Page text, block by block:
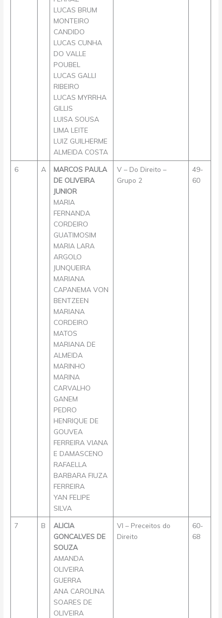
LUCAS BRUM
MONTEIRO
CANDIDO
LUCAS CUNHA
DO VALLE
POUBEL
LUCAS GALLI
RIBEIRO
LUCAS MYRRHA
GILLIS
LUISA SOUSA
LIMA LEITE
LUIZ GUILHERME
ALMEIDA COSTA
6 A
MARCOS PAULA
DE OLIVEIRA
JUNIOR
MARIA
FERNANDA
CORDEIRO
GUATIMOSIM
MARIA LARA
ARGOLO
JUNQUEIRA
MARIANA
CAPANEMA VON
BENTZEEN
MARIANA
CORDEIRO
MATOS
MARIANA DE
ALMEIDA
MARINHO
MARINA
CARVALHO
GANEM
PEDRO
HENRIQUE DE
GOUVEA
FERREIRA VIANA
E DAMASCENO
RAFAELLA
BARBARA FIUZA
FERREIRA
YAN FELIPE
SILVA
V – Do Direito –
Grupo 2
49-
60
7 B
ALICIA
GONCALVES DE
SOUZA
AMANDA
OLIVEIRA
GUERRA
ANA CAROLINA
SOARES DE
OLIVEIRA
VI – Preceitos do
Direito
60-
68